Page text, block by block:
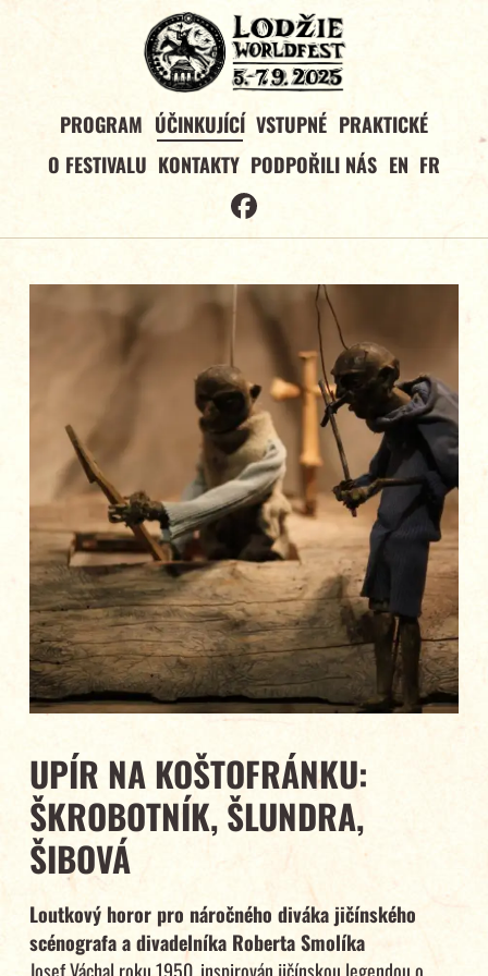
PROGRAM ÚČINKUJÍCÍ VSTUPNÉ PRAKTICKÉ
O FESTIVALU KONTAKTY PODPOŘILI NÁS EN FR
UPÍR NA KOŠTOFRÁNKU:
ŠKROBOTNÍK, ŠLUNDRA,
ŠIBOVÁ
Loutkový horor pro náročného diváka jičínského
scénografa a divadelníka Roberta Smolíka